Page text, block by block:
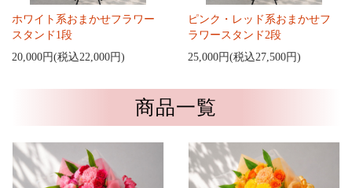
ホワイト系おまかせフラワー
スタンド1段
20,000円(税込22,000円)
ピンク・レッド系おまかせフ
ラワースタンド2段
25,000円(税込27,500円)
商品一覧